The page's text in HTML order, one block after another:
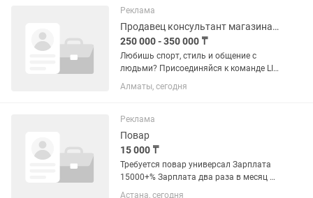
Умение работать по...
Реклама
Продавец консультант магазина LI-NING Мега
250 000 - 350 000 ₸
Любишь спорт, стиль и общение с
людьми? Присоединяйся к команде LI-
NING! Что мы предлагаем: ✅
Официальное трудоустройство. ✅
оплату + бонусы с продаж. ✅
Обучение,...
Алматы, сегодня
Реклама
Повар
15 000 ₸
Требуется повар универсал Зарплата
15000+% Зарплата два раза в месяц 5
и 20 числа Питание, развозка Режим
Астана, сегодня